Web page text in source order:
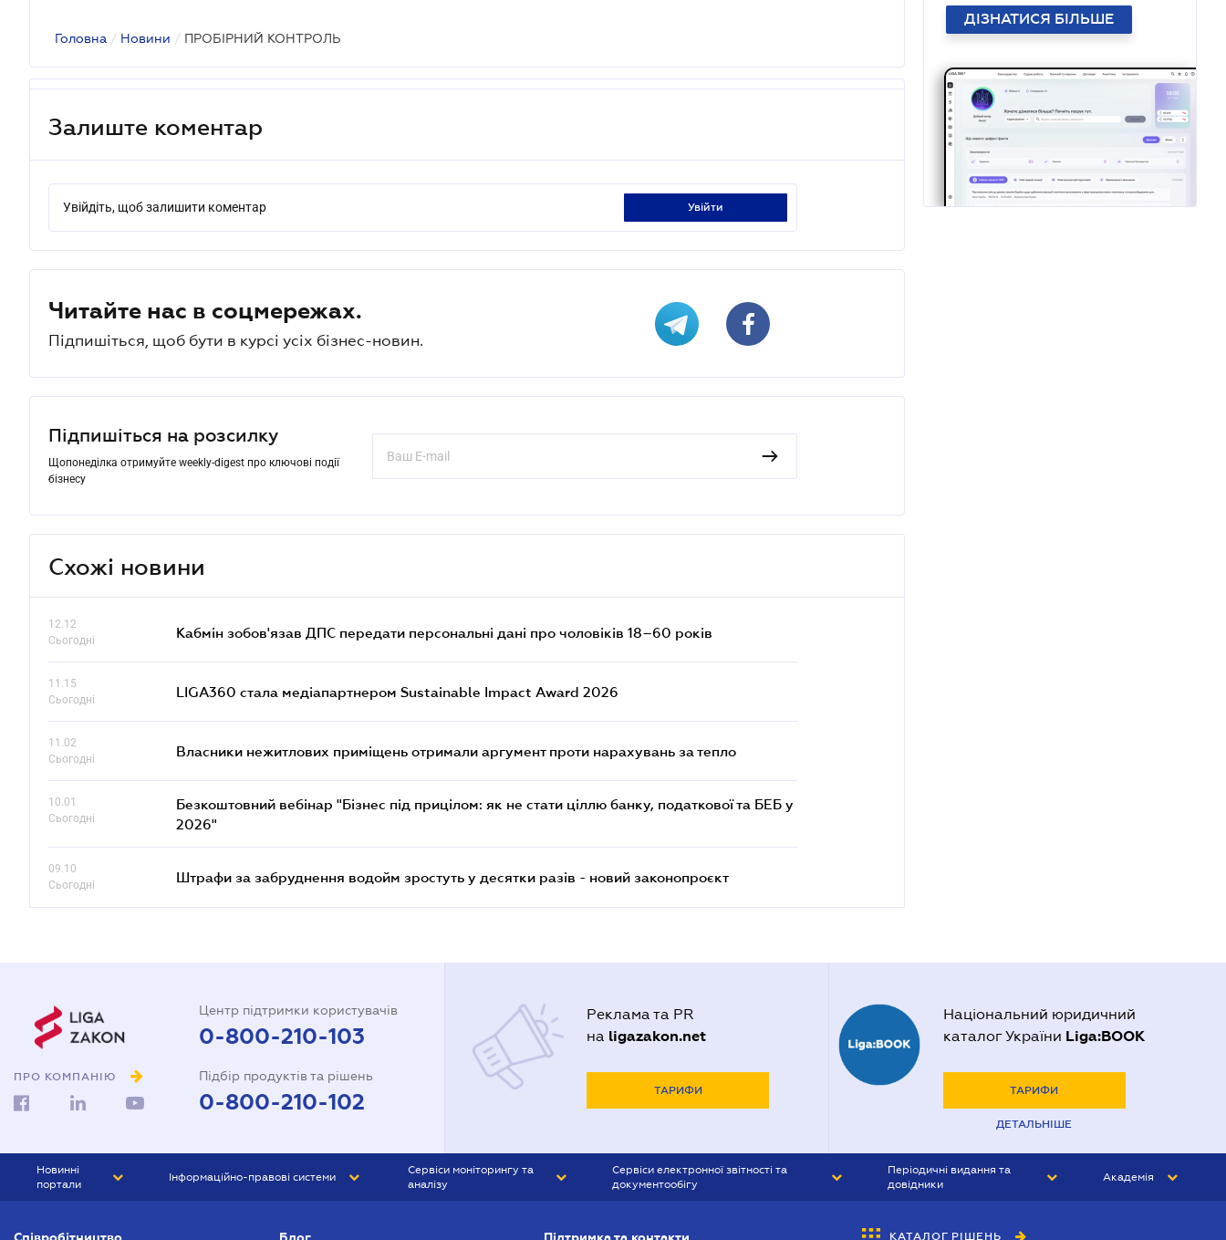
Головна / Новини / ПРОБІРНИЙ КОНТРОЛЬ
Залиште коментар
Увійдіть, щоб залишити коментар увійти
Читайте нас в соцмережах.
Підпишіться, щоб бути в курсі усіх бізнес-новин.
Підпишіться на розсилку
Щопонеділка отримуйте weekly-digest про ключові події
бізнесу
Схожі новини
12.12
Сьогодні
Кабмін зобов'язав ДПС передати персональні дані про чоловіків 18–60 років
11.15
Сьогодні
LIGA360 стала медіапартнером Sustainable Impact Award 2026
11.02
Сьогодні
Власники нежитлових приміщень отримали аргумент проти нарахувань за тепло
10.01
Сьогодні
Безкоштовний вебінар "Бізнес під прицілом: як не стати ціллю банку, податкової та БЕБ у
2026"
09.10
Сьогодні
Штрафи за забруднення водойм зростуть у десятки разів - новий законопроєкт
ДІЗНАТИСЯ БІЛЬШЕ
ПРО КОМПАНІЮ
Центр підтримки користувачів
0-800-210-103
Підбір продуктів та рішень
0-800-210-102
Реклама та PR
на ligazakon.net
ТАРИФИ
Національний юридичний
каталог України Liga:BOOK
ТАРИФИ
ДЕТАЛЬНІШЕ
Новинні
портали
Інформаційно-правові системи
Сервіси моніторингу та
аналізу
Сервіси електронної звітності та
документообігу
Періодичні видання та
довідники
Академія
КАТАЛОГ РІШЕНЬ